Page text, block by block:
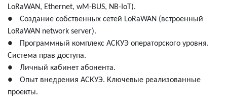
LoRaWAN, Ethernet, wM-BUS, NB-IoT).
●
Создание собственных сетей LoRaWAN (встроенный
LoRaWAN network server).
●
Программный комплекс АСКУЭ операторского уровня.
Система прав доступа.
●
Личный кабинет абонента.
●
Опыт внедрения АСКУЭ. Ключевые реализованные
проекты.